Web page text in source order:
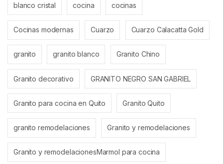
blanco cristal cocina cocinas
Cocinas modernas Cuarzo Cuarzo Calacatta Gold
granito granito blanco Granito Chino
Granito decorativo GRANITO NEGRO SAN GABRIEL
Granito para cocina en Quito Granito Quito
granito remodelaciones Granito y remodelaciones
Granito y remodelacionesMarmol para cocina